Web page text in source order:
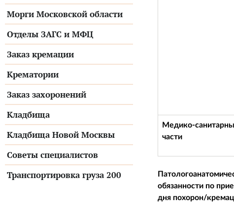
Морги Московской области
Отделы ЗАГС и МФЦ
Заказ кремации
Крематории
Заказ захоронений
Кладбища
Кладбища Новой Москвы
Советы специалистов
Транспортировка груза 200
Медико-
части
обязанности по
дня похорон/